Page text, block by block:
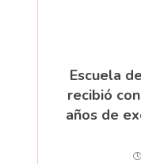
Escuela
recibió
años de